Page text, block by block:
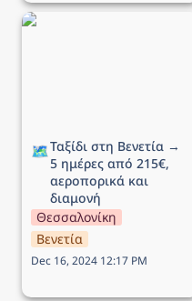
Ταξίδι στη Βενετία → 5
🗺️Ταξίδι στη Βενετία →
5 ημέρες από 215€,
αεροπορικά και
διαμονή
Θεσσαλονίκη
Βενετία
Dec 16, 2024 12:17 PM